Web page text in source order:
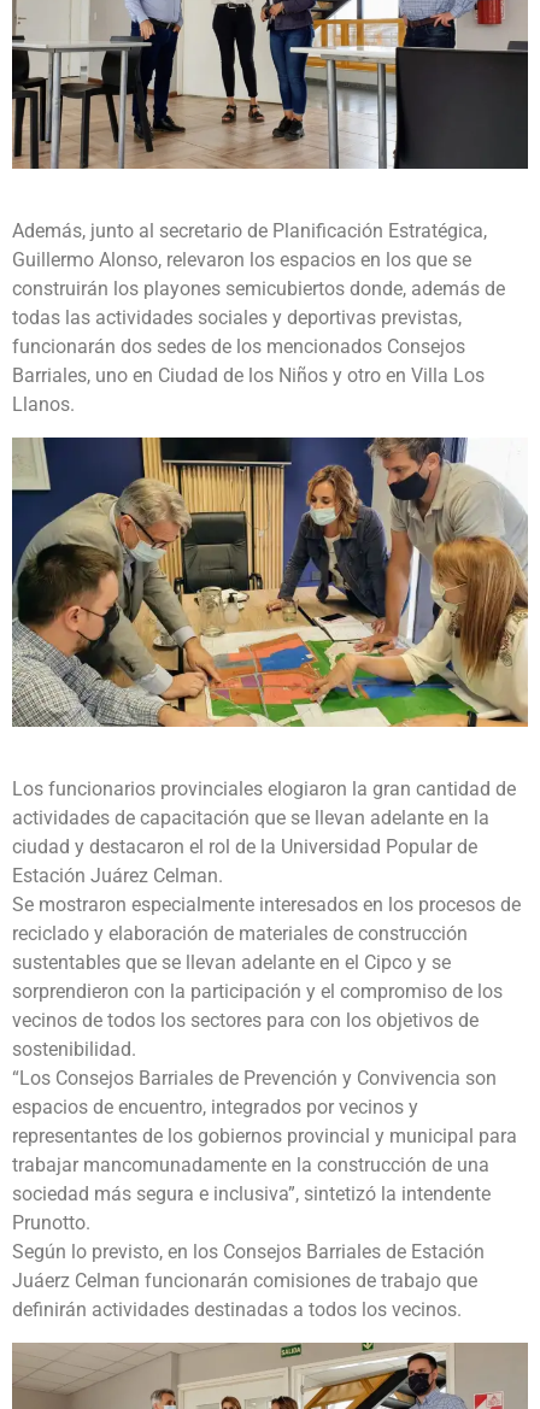
Además, junto al secretario de Planificación Estratégica,
Guillermo Alonso, relevaron los espacios en los que se
construirán los playones semicubiertos donde, además de
todas las actividades sociales y deportivas previstas,
funcionarán dos sedes de los mencionados Consejos
Barriales, uno en Ciudad de los Niños y otro en Villa Los
Llanos.
Los funcionarios provinciales elogiaron la gran cantidad de
actividades de capacitación que se llevan adelante en la
ciudad y destacaron el rol de la Universidad Popular de
Estación Juárez Celman.
Se mostraron especialmente interesados en los procesos de
reciclado y elaboración de materiales de construcción
sustentables que se llevan adelante en el Cipco y se
sorprendieron con la participación y el compromiso de los
vecinos de todos los sectores para con los objetivos de
sostenibilidad.
“Los Consejos Barriales de Prevención y Convivencia son
espacios de encuentro, integrados por vecinos y
representantes de los gobiernos provincial y municipal para
trabajar mancomunadamente en la construcción de una
sociedad más segura e inclusiva”, sintetizó la intendente
Prunotto.
Según lo previsto, en los Consejos Barriales de Estación
Juáerz Celman funcionarán comisiones de trabajo que
definirán actividades destinadas a todos los vecinos.